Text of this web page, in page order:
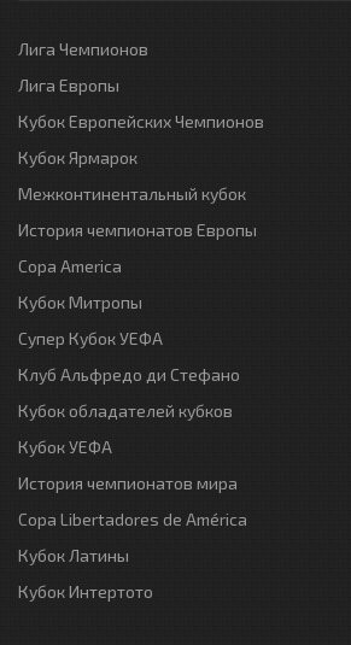
Лига Чемпионов
Лига Европы
Кубок Европейских Чемпионов
Кубок Ярмарок
Межконтинентальный кубок
История чемпионатов Европы
Copa America
Кубок Митропы
Супер Кубок УЕФА
Клуб Альфредо ди Стефано
Кубок обладателей кубков
Кубок УЕФА
История чемпионатов мира
Copa Libertadores de América
Кубок Латины
Кубок Интертото